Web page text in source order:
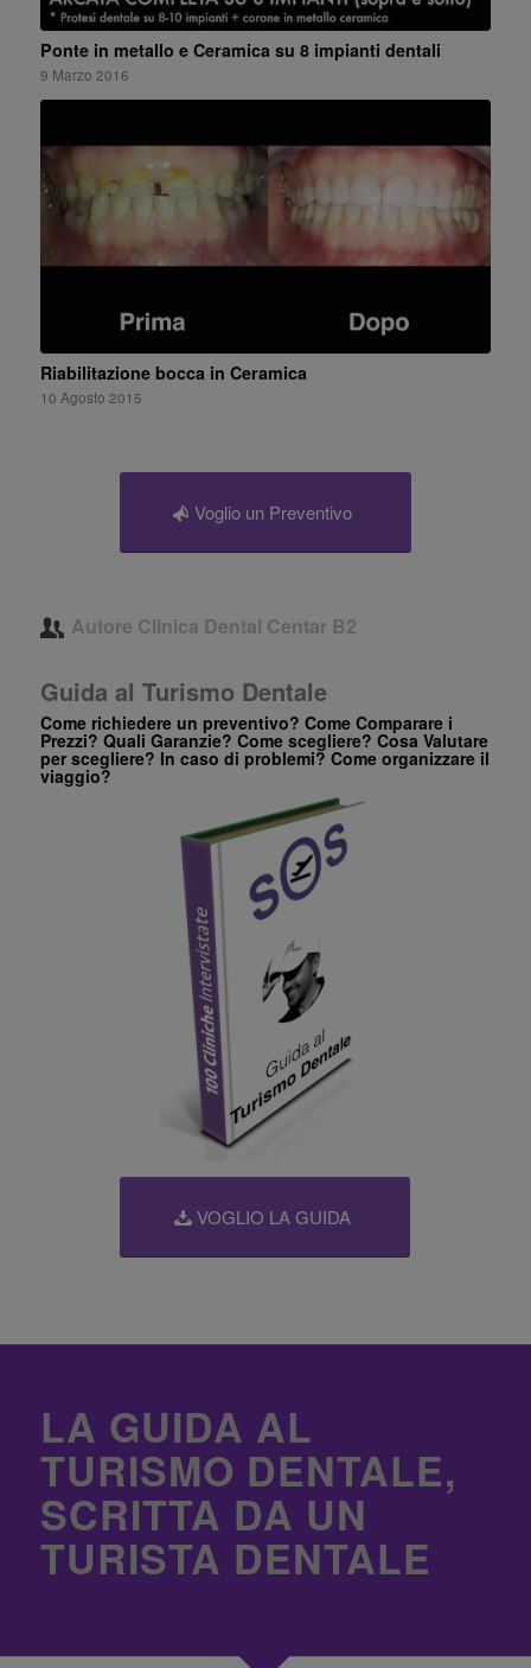
Ponte in metallo e Ceramica su 8 impianti dentali
9 Marzo 2016
Riabilitazione bocca in Ceramica
10 Agosto 2015
Voglio un Preventivo
Autore Clinica Dental Centar B2
Guida al Turismo Dentale
Come richiedere un preventivo? Come Comparare i
Prezzi? Quali Garanzie? Come scegliere? Cosa Valutare
per scegliere? In caso di problemi? Come organizzare il
viaggio?
VOGLIO LA GUIDA
LA GUIDA AL
TURISMO DENTALE,
SCRITTA DA UN
TURISTA DENTALE